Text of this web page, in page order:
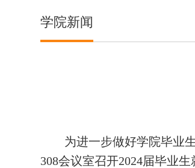
学院新闻
为进一步做好学院毕业
308会议室召开2024届毕业生